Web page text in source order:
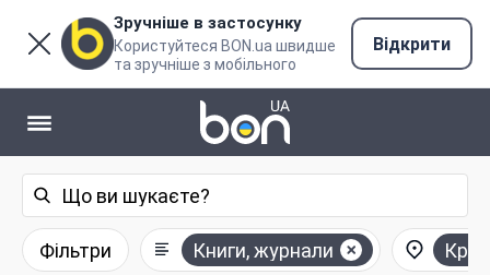
Зручніше в застосунку
Користуйтеся BON.ua швидше
та зручніше з мобільного
Відкрити
Фільтри Книги, журнали